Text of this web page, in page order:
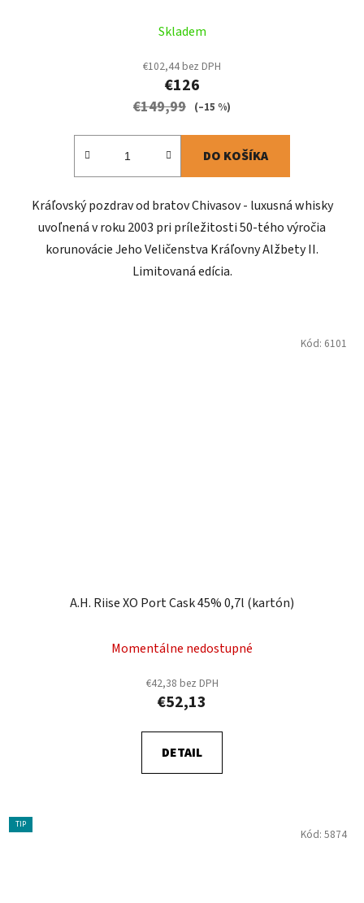
Skladem
€102,44 bez DPH
€126
€149,99 (–15 %)
DO KOŠÍKA
Kráľovský pozdrav od bratov Chivasov - luxusná whisky
uvoľnená v roku 2003 pri príležitosti 50-tého výročia
korunovácie Jeho Veličenstva Kráľovny Alžbety II.
Limitovaná edícia.
A.H. Riise XO Port Cask 45% 0,7l (kartón)
Momentálne nedostupné
€42,38 bez DPH
€52,13
DETAIL
Kód: 6101
TIP
Kód: 5874